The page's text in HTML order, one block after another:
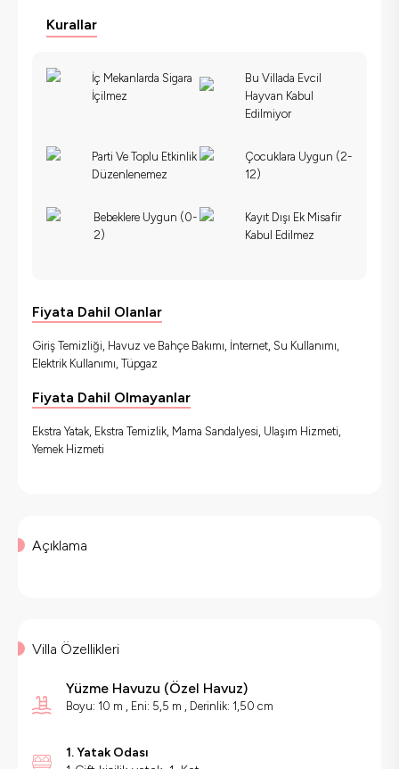
Kurallar
İç Mekanlarda Sigara
İçilmez
Bu Villada Evcil
Hayvan Kabul
Edilmiyor
Parti Ve Toplu Etkinlik
Düzenlenemez
Çocuklara Uygun (2-
12)
Bebeklere Uygun (0-
2)
Kayıt Dışı Ek Misafir
Kabul Edilmez
Fiyata Dahil Olanlar
Giriş Temizliği, Havuz ve Bahçe Bakımı, İnternet, Su Kullanımı,
Elektrik Kullanımı, Tüpgaz
Fiyata Dahil Olmayanlar
Ekstra Yatak, Ekstra Temizlik, Mama Sandalyesi, Ulaşım Hizmeti,
Yemek Hizmeti
Açıklama
Villa Özellikleri
Yüzme Havuzu (Özel Havuz)
Boyu: 10 m , Eni: 5,5 m , Derinlik: 1,50 cm
1. Yatak Odası